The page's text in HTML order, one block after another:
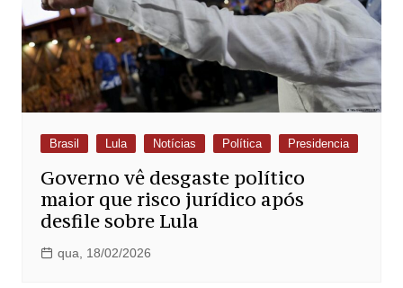
Brasil Lula Notícias Política Presidencia
Governo vê desgaste político
maior que risco jurídico após
desfile sobre Lula
qua, 18/02/2026